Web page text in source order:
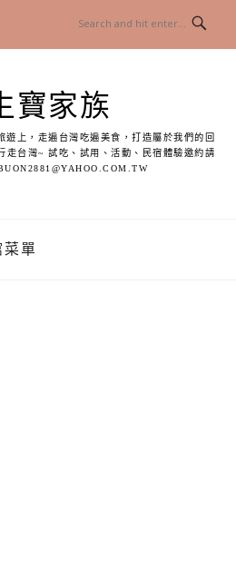
寶家族
遊上，走遍台灣吃遍美食，打造屬於我們的回
走台灣~ 試吃、試用、活動、民宿體驗邀約請
單